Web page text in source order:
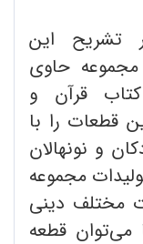
تشریح این
حاوی
قرآن و
قطعات را با
و نونهالان
مجموعه
مختلف دینی
می‌توان قطعه